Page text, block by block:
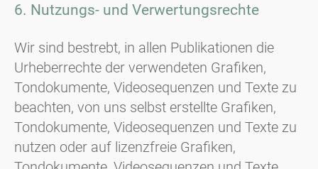
6. Nutzungs- und Verwertungsrechte
Wir sind bestrebt, in allen Publikationen die
Urheberrechte der verwendeten Grafiken,
Tondokumente, Videosequenzen und Texte zu
beachten, von uns selbst erstellte Grafiken,
Tondokumente, Videosequenzen und Texte zu
nutzen oder auf lizenzfreie Grafiken,